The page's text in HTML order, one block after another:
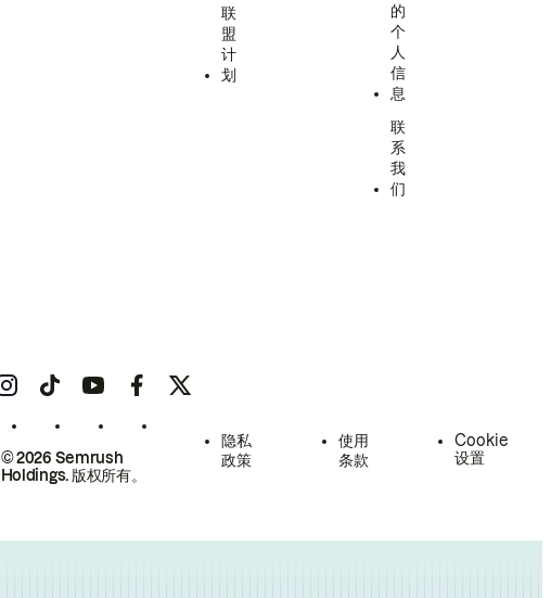
联
盟
计
划
的
个
人
信
息
联
系
我
们
© 2026 Semrush
Holdings. 版权所有。
隐私
政策
使用
条款
Cookie
设置